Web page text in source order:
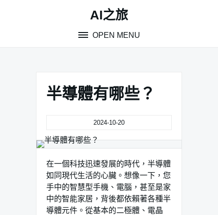
AI之旅
OPEN MENU
半導體有哪些？
2024-10-20
在一個科技迅速發展的時代，半導體
如同現代生活的心臟。想像一下，您
手中的智慧型手機、電腦，甚至是家
中的智能家居，背後都依賴著各種半
導體元件。從基本的二極體、電晶